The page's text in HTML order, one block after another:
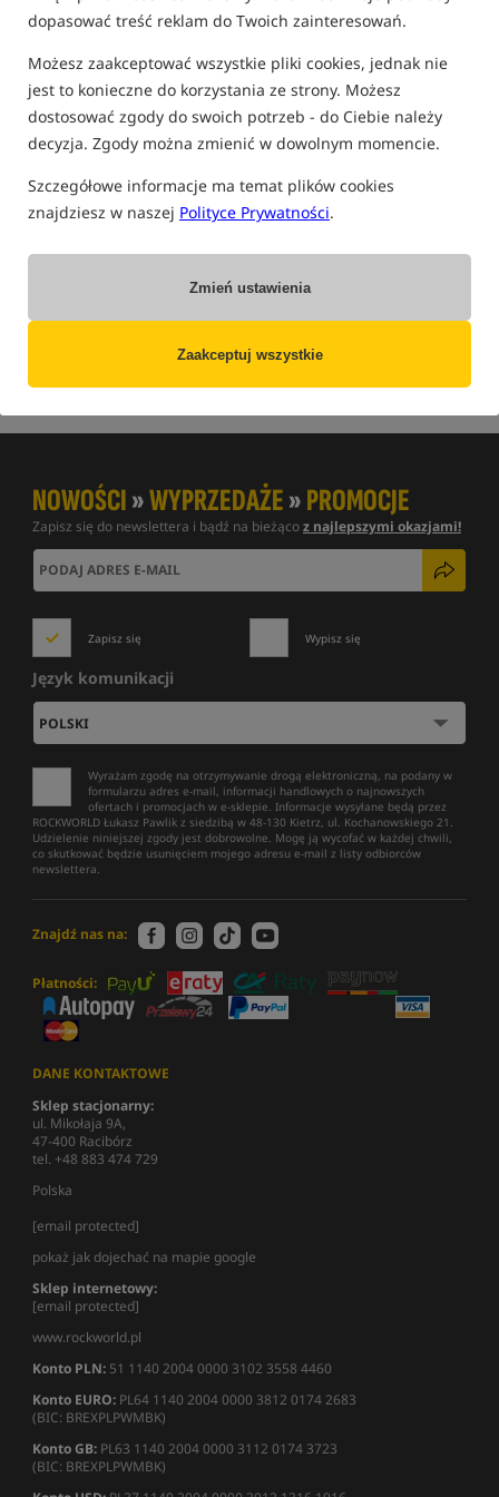
dopasować treść reklam do Twoich zainteresowań.
Możesz zaakceptować wszystkie pliki cookies, jednak nie
jest to konieczne do korzystania ze strony. Możesz
dostosować zgody do swoich potrzeb - do Ciebie należy
decyzja. Zgody można zmienić w dowolnym momencie.
Szczegółowe informacje ma temat plików cookies
znajdziesz w naszej Polityce Prywatności.
Zmień ustawienia
Zaakceptuj wszystkie
K B R T S D M A 1 L Q W F P I G Z
O C U E Ł N H
Pistolet do Ciasta
Pistolet do ciasta używany do wyciskania ciasta z którego
robi się kulki proteinowe. Formowane wałeczki wrzuca się na
NOWOŚCI»WYPRZEDAŻE»PROMOCJE
Zapisz się do newslettera i bądź na bieżącoz najlepszymi okazjami!
Zapisz się Wypisz się
Język komunikacji
Wyrażam zgodę na otrzymywanie drogą elektroniczną, na podany w
formularzu adres e-mail, informacji handlowych o najnowszych
ofertach i promocjach w e-sklepie. Informacje wysyłane będą przez
ROCKWORLD Łukasz Pawlik z siedzibą w 48-130 Kietrz, ul. Kochanowskiego 21.
Udzielenie niniejszej zgody jest dobrowolne. Mogę ją wycofać w każdej chwili,
co skutkować będzie usunięciem mojego adresu e-mail z listy odbiorców
newslettera.
Znajdź nas na:
Płatności:
DANE KONTAKTOWE
Sklep stacjonarny:
ul. Mikołaja 9A,
47-400 Racibórz
tel. +48 883 474 729
Polska
[email protected]
pokaż jak dojechać na mapie google
Sklep internetowy:
[email protected]
www.rockworld.pl
Konto PLN: 51 1140 2004 0000 3102 3558 4460
Konto EURO: PL64 1140 2004 0000 3812 0174 2683
(BIC: BREXPLPWMBK)
Konto GB: PL63 1140 2004 0000 3112 0174 3723
(BIC: BREXPLPWMBK)